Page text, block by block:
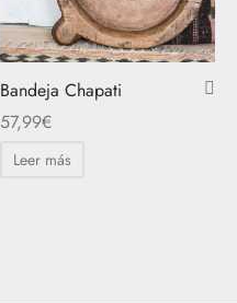
Bandeja Chapati
57,99€
Leer más